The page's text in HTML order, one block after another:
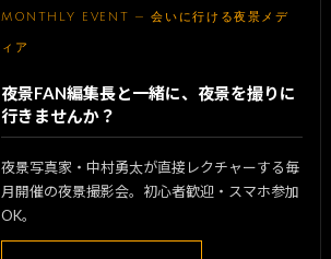
MONTHLY EVENT — 会いに行ける夜景メデ
ィア
夜景FAN編集長と一緒に、夜景を撮りに
行きませんか？
夜景写真家・中村勇太が直接レクチャーする毎
月開催の夜景撮影会。初心者歓迎・スマホ参加
OK。